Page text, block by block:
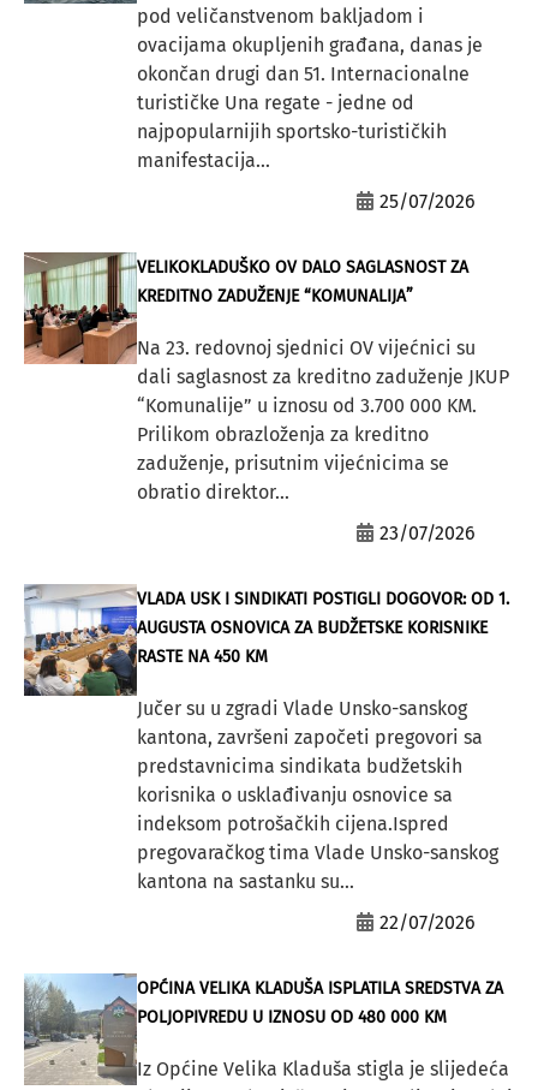
pod veličanstvenom bakljadom i
ovacijama okupljenih građana, danas je
okončan drugi dan 51. Internacionalne
turističke Una regate - jedne od
najpopularnijih sportsko-turističkih
manifestacija...
25/07/2026
VELIKOKLADUŠKO OV DALO SAGLASNOST ZA
KREDITNO ZADUŽENJE “KOMUNALIJA”
Na 23. redovnoj sjednici OV vijećnici su
dali saglasnost za kreditno zaduženje JKUP
“Komunalije” u iznosu od 3.700 000 KM.
Prilikom obrazloženja za kreditno
zaduženje, prisutnim vijećnicima se
obratio direktor...
23/07/2026
VLADA USK I SINDIKATI POSTIGLI DOGOVOR: OD 1.
AUGUSTA OSNOVICA ZA BUDŽETSKE KORISNIKE
RASTE NA 450 KM
Jučer su u zgradi Vlade Unsko-sanskog
kantona, završeni započeti pregovori sa
predstavnicima sindikata budžetskih
korisnika o usklađivanju osnovice sa
indeksom potrošačkih cijena.Ispred
pregovaračkog tima Vlade Unsko-sanskog
kantona na sastanku su...
22/07/2026
OPĆINA VELIKA KLADUŠA ISPLATILA SREDSTVA ZA
POLJOPIVREDU U IZNOSU OD 480 000 KM
Iz Općine Velika Kladuša stigla je slijedeća